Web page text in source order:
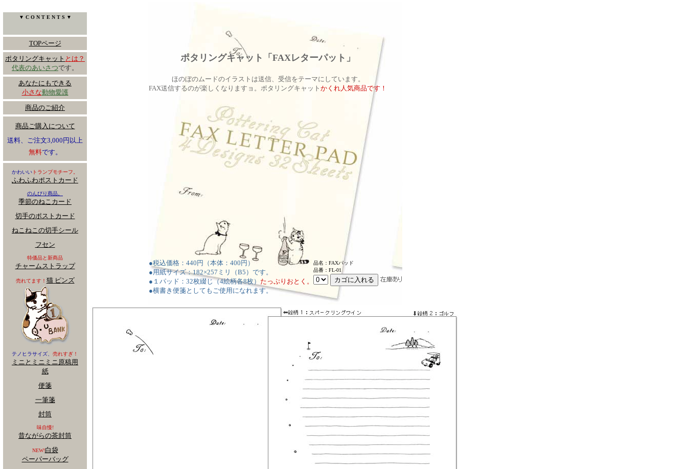
▼ C O N T E N T S ▼
TOPページ
ポタリングキャット とは？
代表のあいさつです。
あなたにもできる
小さな動物愛護
商品のご紹介
商品ご購入について
送料、ご注文3,000円以上
無料です。
かわいい トランプモチーフ。
ふわふわポストカード
のんびり商品。
季節のねこカード
切手のポストカード
ねこねこの切手シール
フセン
特価品と新商品
チャームストラップ
売れてます！ 猫 ピンズ
テノヒラサイズ、 売れすぎ！
ミニとミニミニ原稿用
紙
便箋
一筆箋
封筒
味自慢!
昔ながらの茶封筒
NEW!白袋
ペーパーバッグ
ポタリングキャット「FAXレターパット」
ほのぼのムードのイラストは送信、受信をテーマにしています。
FAX送信するのが楽しくなりますョ。ポタリングキャット かくれ人気商品です！
●税込価格：440円（本体：400円）
●用紙サイズ：182×257ミリ（B5）です。
●１パッド：32枚綴じ（4絵柄各8枚） たっぷりおとく。
●横書き便箋としてもご使用になれます。
品名：FAXパッド
品番：FL-01